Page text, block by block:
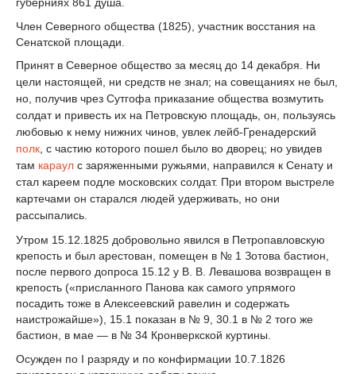
Член Северного общества (1825), участник восстания на
Сенатской площади.
Принят в Северное общество за месяц до 14 декабря. Ни
цели настоящей, ни средств не знал; на совещаниях не был,
но, получив чрез Сутгофа приказание общества возмутить
солдат и привесть их на Петровскую площадь, он, пользуясь
любовью к нему нижних чинов, увлек лейб-Гренадерский
полк, с частию которого пошел было во дворец; но увидев
там караул с заряженными ружьями, направился к Сенату и
стал кареем подле московских солдат. При втором выстреле
картечами он старался людей удерживать, но они
рассыпались.
Утром 15.12.1825 добровольно явился в Петропавловскую
крепость и был арестован, помещен в № 1 Зотова бастион,
после первого допроса 15.12 у В. В. Левашова возвращен в
крепость («присланного Панова как самого упрямого
посадить тоже в Алексеевский равелин и содержать
наистрожайше»), 15.1 показан в № 9, 30.1 в № 2 того же
бастион, в мае — в № 34 Кронверкской куртины.
Осужден по I разряду и по конфирмации 10.7.1826